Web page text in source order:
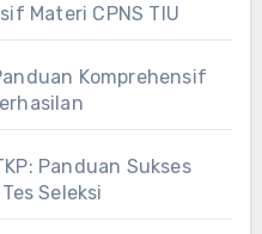
Materi CPNS TIU
Komprehensif
Panduan Sukses
Seleksi